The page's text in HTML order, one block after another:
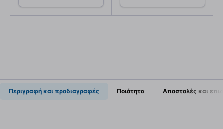
Περιγραφή και προδιαγραφές Ποιότητα Αποστολές και